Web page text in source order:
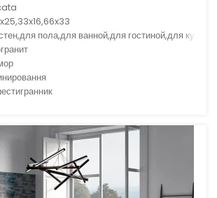
пола,для ванной,для гостиной,для кухни